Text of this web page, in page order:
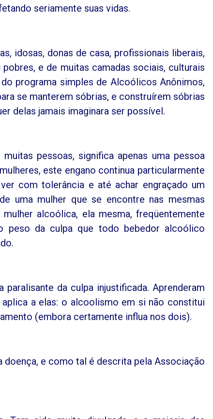
seriamente suas vidas.
idosas, donas de casa, profissionais liberais,
e de muitas camadas sociais, culturais
programa simples de Alcoólicos Anônimos,
se manterem sóbrias, e construírem sóbrias
delas jamais imaginara ser possível.
pessoas, significa apenas uma pessoa
este engano continua particularmente
com tolerância e até achar engraçado um
uma mulher que se encontre nas mesmas
alcoólica, ela mesma, freqüentemente
peso da culpa que todo bebedor alcoólico
da culpa injustificada. Aprenderam
a elas: o alcoolismo em si não constitui
(embora certamente influa nos dois).
doença, e como tal é descrita pela Associação